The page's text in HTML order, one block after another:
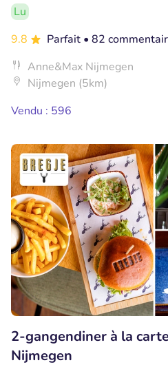
Lu
9.8
Parfait • 82
Anne&Max Nijmegen
Nijmegen (5km)
Vendu : 596
2-gangendiner à la
Nijmegen